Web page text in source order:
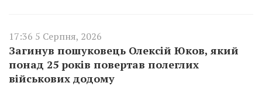
17:36 5 Серпня, 2026
Загинув пошуковець Олексій Юков, який
понад 25 років повертав полеглих
військових додому